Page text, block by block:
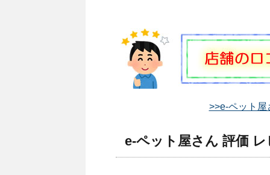
>>e-ペット屋
e-ペット屋さん 評価